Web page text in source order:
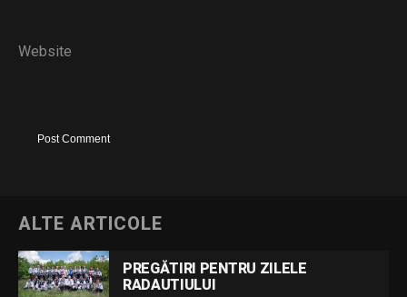
Website
ALTE ARTICOLE
PREGĂTIRI PENTRU ZILELE
RADAUTIULUI